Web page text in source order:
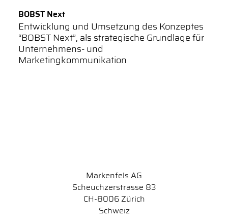
BOBST Next
Entwicklung und Umsetzung des Konzeptes
“BOBST Next”, als strategische Grundlage für
Unternehmens- und
Marketingkommunikation
Markenfels AG
Scheuchzerstrasse 83
CH-8006 Zürich
Schweiz